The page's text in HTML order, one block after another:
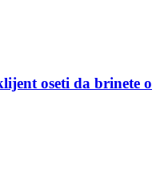
oseti da brinete o